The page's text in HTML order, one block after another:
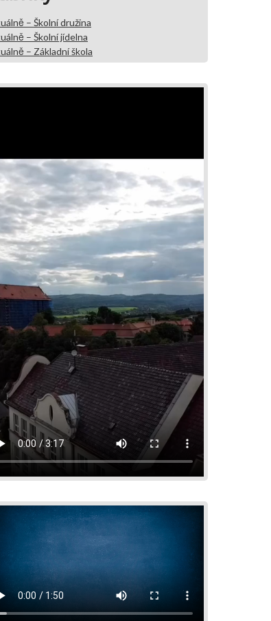
– Školní družina
– Školní jídelna
– Základní škola